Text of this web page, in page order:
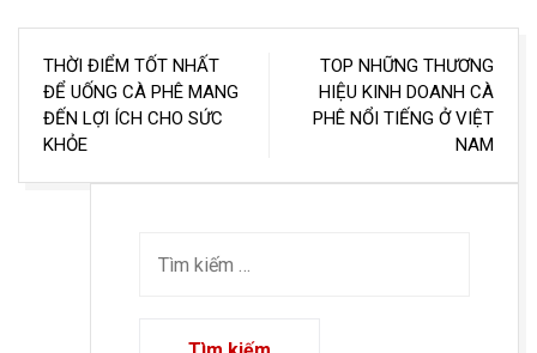
Điều
hướng
bài
viết
THỜI ĐIỂM TỐT NHẤT
ĐỂ UỐNG CÀ PHÊ MANG
ĐẾN LỢI ÍCH CHO SỨC
KHỎE
TOP NHỮNG THƯƠNG
HIỆU KINH DOANH CÀ
PHÊ NỔI TIẾNG Ở VIỆT
NAM